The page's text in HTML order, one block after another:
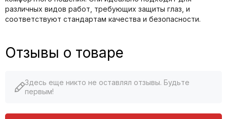
различных видов работ, требующих защиты глаз, и
соответствуют стандартам качества и безопасности.
Отзывы о товаре
Здесь еще никто не оставлял отзывы. Будьте
первым!